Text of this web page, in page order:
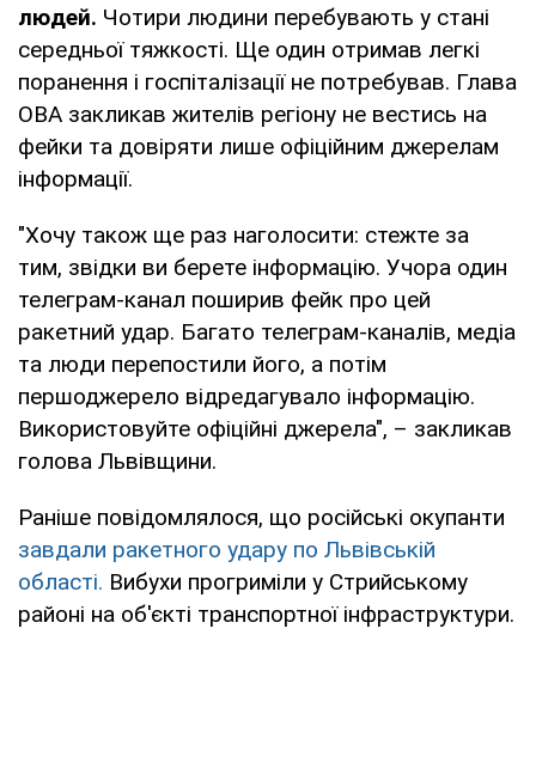
людей. Чотири людини перебувають у стані
середньої тяжкості. Ще один отримав легкі
поранення і госпіталізації не потребував. Глава
ОВА закликав жителів регіону не вестись на
фейки та довіряти лише офіційним джерелам
інформації.
"Хочу також ще раз наголосити: стежте за
тим, звідки ви берете інформацію. Учора один
телеграм-канал поширив фейк про цей
ракетний удар. Багато телеграм-каналів, медіа
та люди перепостили його, а потім
першоджерело відредагувало інформацію.
Використовуйте офіційні джерела", – закликав
голова Львівщини.
Раніше повідомлялося, що російські окупанти
завдали ракетного удару по Львівській
області. Вибухи прогриміли у Стрийському
районі на об'єкті транспортної інфраструктури.